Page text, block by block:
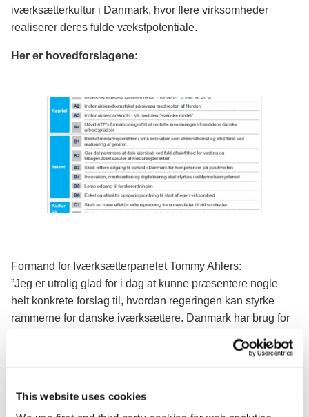
This website uses cookies
iværksætterkultur i Danmark, hvor flere virksomheder
realiserer deres fulde vækstpotentiale.
Her er hovedforslagene:
Formand for Iværksætterpanelet Tommy Ahlers:
”Jeg er utrolig glad for i dag at kunne præsentere nogle
helt konkrete forslag til, hvordan regeringen kan styrke
rammerne for danske iværksættere. Danmark har brug for
virksomheder i Danmark. Det har været en intens proces,
tilfredsstillende at se, at den dialog allerede har udmøntet